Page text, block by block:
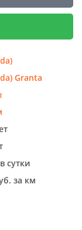
Granta
сутки
за км